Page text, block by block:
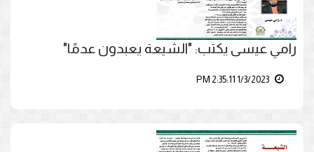
رامي عيسى يكتب: "الشيعة يعبدون عدمًا"